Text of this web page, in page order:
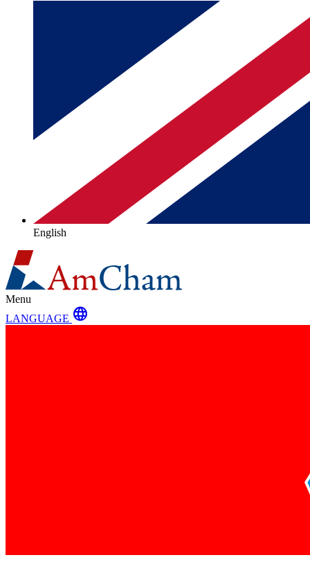
English
Menu
LANGUAGE language